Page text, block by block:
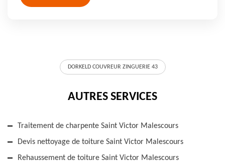
DORKELD COUVREUR ZINGUERIE 43
AUTRES SERVICES
Traitement de charpente Saint Victor Malescours
Devis nettoyage de toiture Saint Victor Malescours
Rehaussement de toiture Saint Victor Malescours